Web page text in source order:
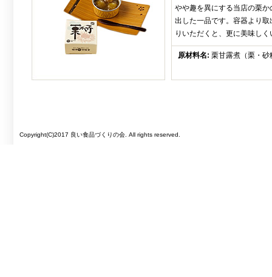
やや趣を異にする当店の栗
出した一品です。容器より
りいただくと、更に美味し
原材料名: 栗甘露煮（栗・砂
Copyright(C)2017 良い食品づくりの会. All rights reserved.